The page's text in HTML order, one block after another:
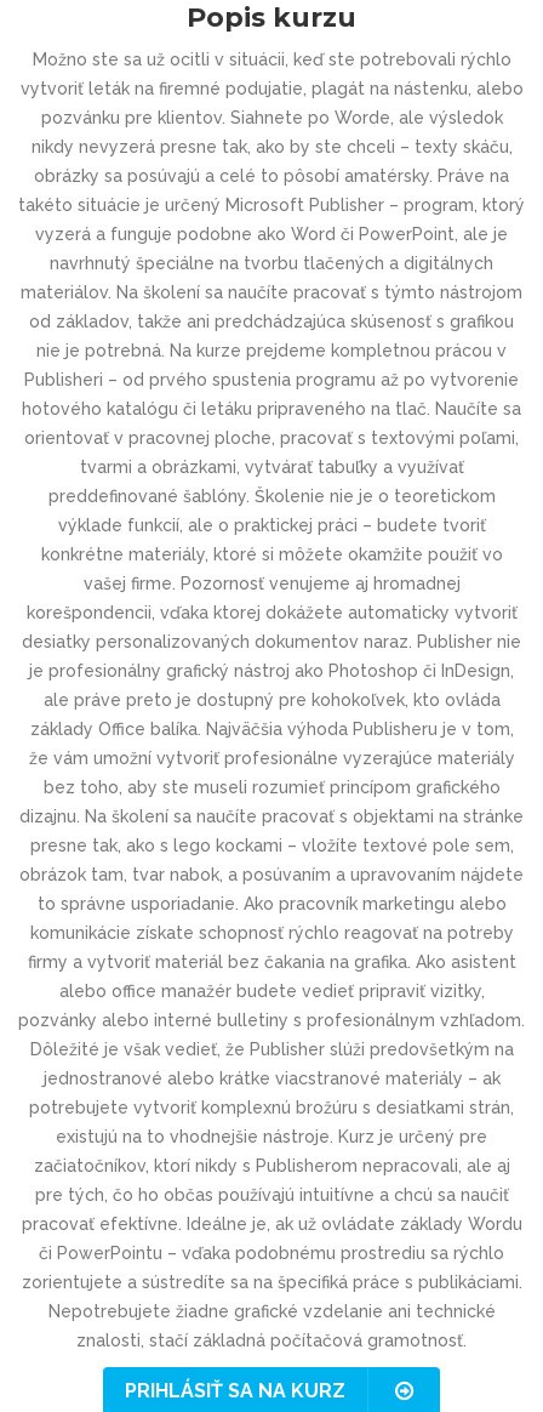
Popis kurzu
Možno ste sa už ocitli v situácii, keď ste potrebovali rýchlo
vytvoriť leták na firemné podujatie, plagát na nástenku, alebo
pozvánku pre klientov. Siahnete po Worde, ale výsledok
nikdy nevyzerá presne tak, ako by ste chceli – texty skáču,
obrázky sa posúvajú a celé to pôsobí amatérsky. Práve na
takéto situácie je určený Microsoft Publisher – program, ktorý
vyzerá a funguje podobne ako Word či PowerPoint, ale je
navrhnutý špeciálne na tvorbu tlačených a digitálnych
materiálov. Na školení sa naučíte pracovať s týmto nástrojom
od základov, takže ani predchádzajúca skúsenosť s grafikou
nie je potrebná. Na kurze prejdeme kompletnou prácou v
Publisheri – od prvého spustenia programu až po vytvorenie
hotového katalógu či letáku pripraveného na tlač. Naučíte sa
orientovať v pracovnej ploche, pracovať s textovými poľami,
tvarmi a obrázkami, vytvárať tabuľky a využívať
preddefinované šablóny. Školenie nie je o teoretickom
výklade funkcií, ale o praktickej práci – budete tvoriť
konkrétne materiály, ktoré si môžete okamžite použiť vo
vašej firme. Pozornosť venujeme aj hromadnej
korešpondencii, vďaka ktorej dokážete automaticky vytvoriť
desiatky personalizovaných dokumentov naraz. Publisher nie
je profesionálny grafický nástroj ako Photoshop či InDesign,
ale práve preto je dostupný pre kohokoľvek, kto ovláda
základy Office balíka. Najväčšia výhoda Publisheru je v tom,
že vám umožní vytvoriť profesionálne vyzerajúce materiály
bez toho, aby ste museli rozumieť princípom grafického
dizajnu. Na školení sa naučíte pracovať s objektami na stránke
presne tak, ako s lego kockami – vložíte textové pole sem,
obrázok tam, tvar nabok, a posúvaním a upravovaním nájdete
to správne usporiadanie. Ako pracovník marketingu alebo
komunikácie získate schopnosť rýchlo reagovať na potreby
firmy a vytvoriť materiál bez čakania na grafika. Ako asistent
alebo office manažér budete vedieť pripraviť vizitky,
pozvánky alebo interné bulletiny s profesionálnym vzhľadom.
Dôležité je však vedieť, že Publisher slúži predovšetkým na
jednostranové alebo krátke viacstranové materiály – ak
potrebujete vytvoriť komplexnú brožúru s desiatkami strán,
existujú na to vhodnejšie nástroje. Kurz je určený pre
začiatočníkov, ktorí nikdy s Publisherom nepracovali, ale aj
pre tých, čo ho občas používajú intuitívne a chcú sa naučiť
pracovať efektívne. Ideálne je, ak už ovládate základy Wordu
či PowerPointu – vďaka podobnému prostrediu sa rýchlo
zorientujete a sústredíte sa na špecifiká práce s publikáciami.
Nepotrebujete žiadne grafické vzdelanie ani technické
znalosti, stačí základná počítačová gramotnosť.
PRIHLÁSIŤ SA NA KURZ